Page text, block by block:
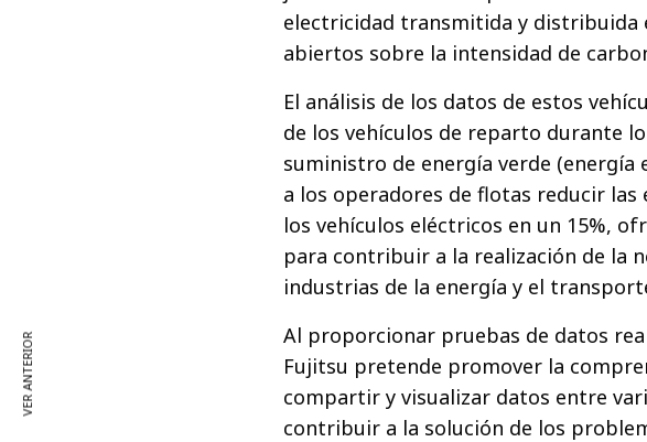
electricidad transmitida y distribuida
abiertos sobre la intensidad de
El análisis de los datos de estos
de los vehículos de reparto durante
suministro de energía verde (energía
a los operadores de flotas reducir las
los vehículos eléctricos en un 15%,
para contribuir a la realización de la
industrias de la energía y el
Al proporcionar pruebas de datos
Fujitsu pretende promover la
compartir y visualizar datos entre
contribuir a la solución de los
VER ANTERIOR